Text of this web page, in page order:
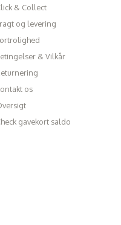
& Collect
og levering
& Vilkår
os
gavekort saldo